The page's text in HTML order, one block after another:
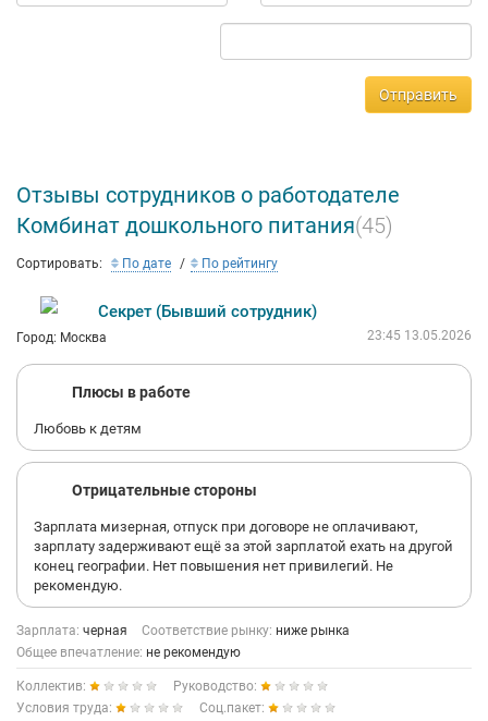
Отправить
Отзывы сотрудников о работодателе
Комбинат дошкольного питания(45)
Сортировать: По дате По рейтингу
Секрет (Бывший сотрудник)
Город: Москва 23:45 13.05.2026
Плюсы в работе
Любовь к детям
Отрицательные стороны
Зарплата мизерная, отпуск при договоре не оплачивают,
зарплату задерживают ещё за этой зарплатой ехать на другой
конец географии. Нет повышения нет привилегий. Не
рекомендую.
Зарплата: черная Соответствие рынку: ниже рынка
Общее впечатление: не рекомендую
Коллектив:
Руководство:
Условия труда:
Соц.пакет: